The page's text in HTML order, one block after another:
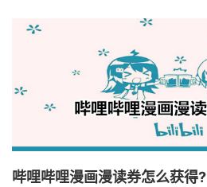
哔哩哔哩漫画漫读券怎么获得?